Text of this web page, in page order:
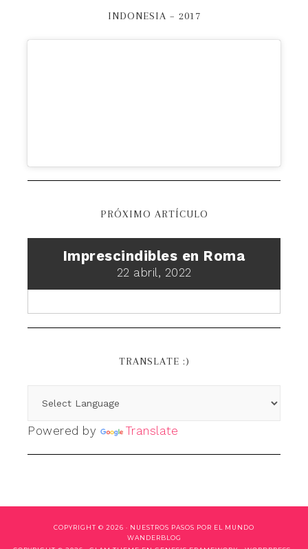
INDONESIA – 2017
PRÓXIMO ARTÍCULO
Imprescindibles en Roma
22 abril, 2022
TRANSLATE :)
Powered by Translate
COPYRIGHT © 2026 · NUESTROS PASOS POR EL MUNDO
WANDERBLOG